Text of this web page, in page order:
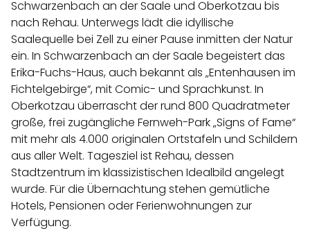
Schwarzenbach an der Saale und Oberkotzau bis
nach Rehau. Unterwegs lädt die idyllische
Saalequelle bei Zell zu einer Pause inmitten der Natur
ein. In Schwarzenbach an der Saale begeistert das
Erika-Fuchs-Haus, auch bekannt als „Entenhausen im
Fichtelgebirge“, mit Comic- und Sprachkunst. In
Oberkotzau überrascht der rund 800 Quadratmeter
große, frei zugängliche Fernweh-Park „Signs of Fame“
mit mehr als 4.000 originalen Ortstafeln und Schildern
aus aller Welt. Tagesziel ist Rehau, dessen
Stadtzentrum im klassizistischen Idealbild angelegt
wurde. Für die Übernachtung stehen gemütliche
Hotels, Pensionen oder Ferienwohnungen zur
Verfügung.